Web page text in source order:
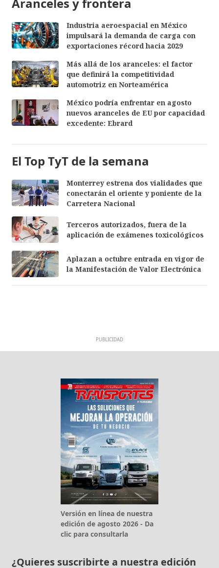
Industria aeroespacial en México
impulsará la demanda de carga con
exportaciones récord hacia 2029
Más allá de los aranceles: el factor
que definirá la competitividad
automotriz en Norteamérica
México podría enfrentar en agosto
nuevos aranceles de EU por capacidad
excedente: Ebrard
El Top TyT de la semana
Monterrey estrena dos vialidades que
conectarán el oriente y poniente de la
Carretera Nacional
Terceros autorizados, fuera de la
aplicación de exámenes toxicológicos
Aplazan a octubre entrada en vigor de
la Manifestación de Valor Electrónica
PUBLICIDAD
Versión en línea de nuestra
edición de agosto 2026 - Da
clic para consultarla
¿Quieres suscribirte a nuestra edición